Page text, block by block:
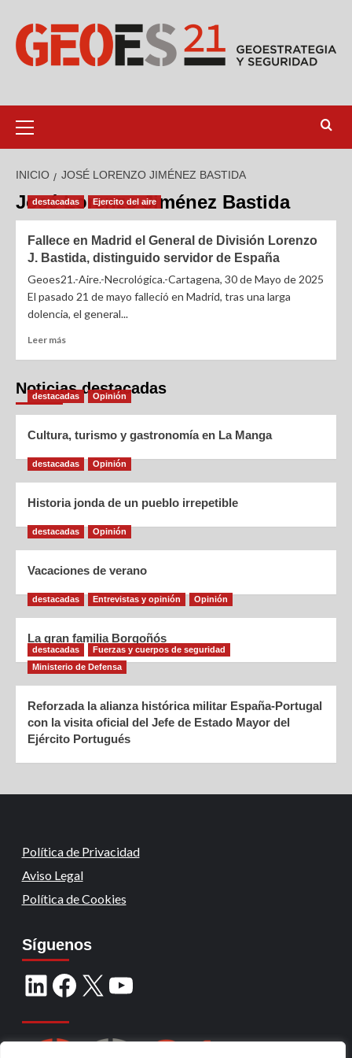
INICIO JOSÉ LORENZO JIMÉNEZ BASTIDA
José Lorenzo Jiménez Bastida
destacadas Ejercito del aire
Fallece en Madrid el General de División Lorenzo
J. Bastida, distinguido servidor de España
Geoes21.-Aire.-Necrológica.-Cartagena, 30 de Mayo de 2025
El pasado 21 de mayo falleció en Madrid, tras una larga
dolencia, el general...
Leer más
Noticias destacadas
destacadas Opinión
Cultura, turismo y gastronomía en La Manga
destacadas Opinión
Historia jonda de un pueblo irrepetible
destacadas Opinión
Vacaciones de verano
destacadas Entrevistas y opinión Opinión
La gran familia Borgoñós
destacadas
Fuerzas y cuerpos de seguridad
Ministerio de Defensa
Reforzada la alianza histórica militar España-Portugal
con la visita oficial del Jefe de Estado Mayor del
Ejército Portugués
Política de Privacidad
Aviso Legal
Política de Cookies
Síguenos